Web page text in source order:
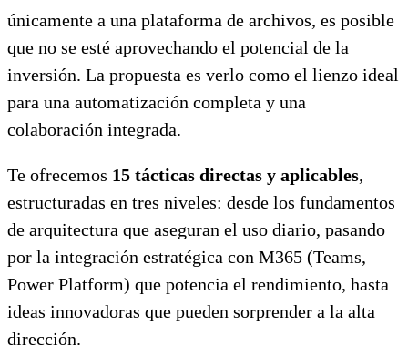
únicamente a una plataforma de archivos, es posible
que no se esté aprovechando el potencial de la
inversión. La propuesta es verlo como el lienzo ideal
para una automatización completa y una
colaboración integrada.
Te ofrecemos 15 tácticas directas y aplicables,
estructuradas en tres niveles: desde los fundamentos
de arquitectura que aseguran el uso diario, pasando
por la integración estratégica con M365 (Teams,
Power Platform) que potencia el rendimiento, hasta
ideas innovadoras que pueden sorprender a la alta
dirección.